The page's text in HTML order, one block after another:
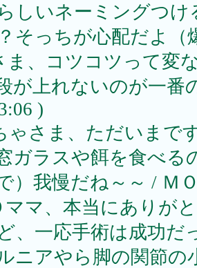
しいネーミングつ
そっちが心配だよ（
ま、コツコツって変
が上れないのが一番
)
ゃさま、ただいまで
ガラスや餌を食べ
）我慢だね～～ / Ｍ
ママ、本当にありが
、一応手術は成功
ニアやら脚の関節の